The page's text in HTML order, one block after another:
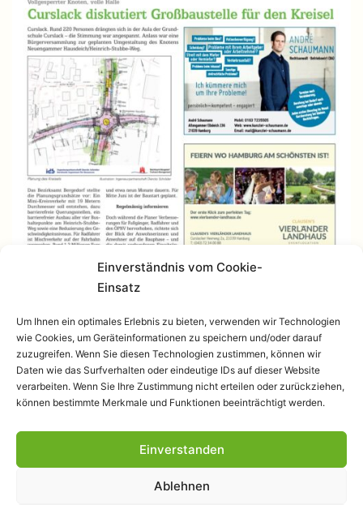
Einverständnis vom Cookie-
Einsatz
Um Ihnen ein optimales Erlebnis zu bieten, verwenden wir Technologien
wie Cookies, um Geräteinformationen zu speichern und/oder darauf
zuzugreifen. Wenn Sie diesen Technologien zustimmen, können wir
Daten wie das Surfverhalten oder eindeutige IDs auf dieser Website
verarbeiten. Wenn Sie Ihre Zustimmung nicht erteilen oder zurückziehen,
können bestimmte Merkmale und Funktionen beeinträchtigt werden.
Einverstanden
Ablehnen
Datenschutzerklärung